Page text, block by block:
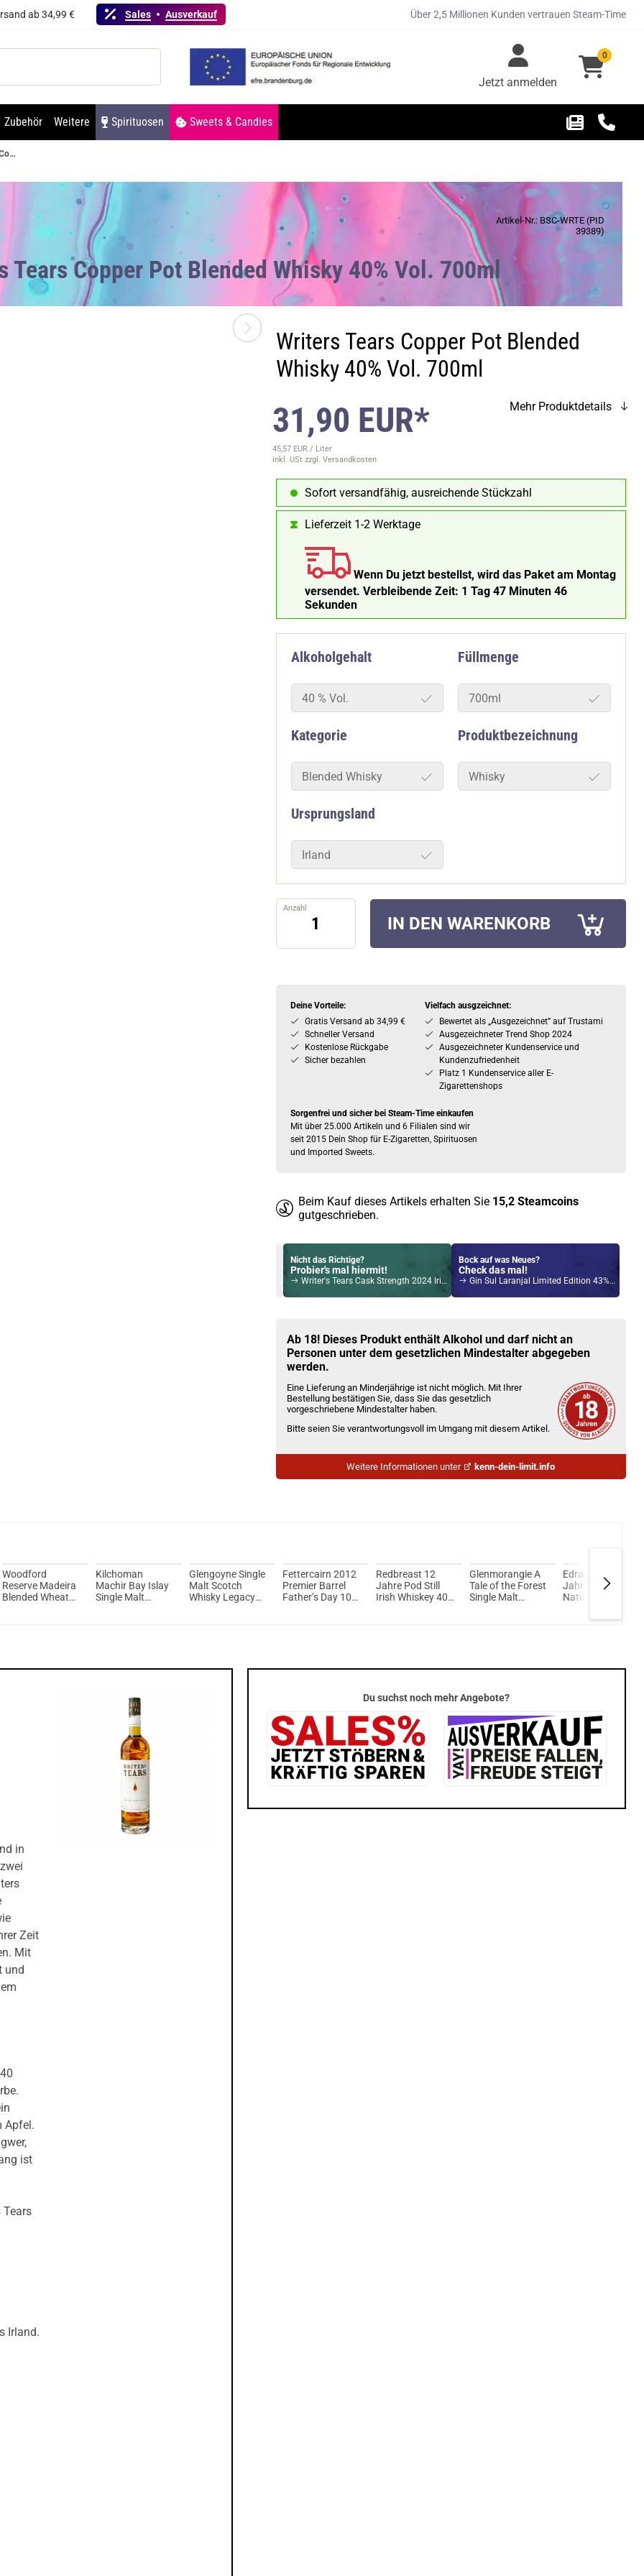
ab 34,99 € Sales Ausverkauf Über 2,5 Millionen Kunden vertrauen Steam-Time
Jetzt anmelden
0
Zubehör Weitere Spirituosen Sweets & Candies
Writers Tears Copper Pot Blended Whisky 40% Vol. 700ml
Artikel-Nr.: BSC-WRTE (PID
39389)
Copper Pot Blended Whisky 40% Vol. 700ml
Writers Tears Copper Pot Blended
Whisky 40% Vol. 700ml
31,90 EUR*
45,57 EUR / Liter
inkl. USt zzgl. Versandkosten
Mehr Produktdetails
Sofort versandfähig, ausreichende Stückzahl
Lieferzeit 1-2 Werktage
Wenn Du jetzt bestellst, wird das Paket am Montag
versendet. Verbleibende Zeit: 1 Tag 47 Minuten 45
Sekunden
Alkoholgehalt
40 % Vol.
Füllmenge
700ml
Kategorie
Blended Whisky
Produktbezeichnung
Whisky
Ursprungsland
Irland
Anzahl
IN DEN WARENKORB
Deine Vorteile:
Gratis Versand ab 34,99 €
Schneller Versand
Kostenlose Rückgabe
Sicher bezahlen
Vielfach ausgzeichnet:
Bewertet als „Ausgezeichnet” auf Trustami
Ausgezeichneter Trend Shop 2024
Ausgezeichneter Kundenservice und
Kundenzufriedenheit
Platz 1 Kundenservice aller E-
Zigarettenshops
Sorgenfrei und sicher bei Steam-Time einkaufen
Mit über 25.000 Artikeln und 6 Filialen sind wir
seit 2015 Dein Shop für E-Zigaretten, Spirituosen
und Imported Sweets.
Beim Kauf dieses Artikels erhalten Sie 15,2 Steamcoins
gutgeschrieben.
Nicht das Richtige?
Probier's mal hiermit!
Writer's Tears Cask Strength 2024 Irish Whiskey 54,5% Vol. 700ml
Bock auf was Neues?
Check das mal!
Gin Sul Laranjal Limited Edition 43% Vol. 500ml
Ijoy Luna 1,4ml 350mAh Pod System Kit Grün
Ab 18! Dieses Produkt enthält Alkohol und darf nicht an
Personen unter dem gesetzlichen Mindestalter abgegeben
werden.
Eine Lieferung an Minderjährige ist nicht möglich. Mit Ihrer
Bestellung bestätigen Sie, dass Sie das gesetzlich
vorgeschriebene Mindestalter haben.
Bitte seien Sie verantwortungsvoll im Umgang mit diesem Artikel.
Weitere Informationen unter kenn-dein-limit.info
Woodford
Reserve Madeira
Blended Wheat
Kilchoman
Machir Bay Islay
Single Malt
Glengoyne Single
Malt Scotch
Whisky Legacy
Fettercairn 2012
Premier Barrel
Father’s Day 10
Redbreast 12
Jahre Pod Still
Irish Whiskey 40%
Glenmorangie A
Tale of the Forest
Single Malt
Edradour 11
Jahre 2013/2024
Natural Cask
Malt Scotch
in
Zeit
Mit
und
Apfel.
ist
Tears
Irland.
Du suchst noch mehr Angebote?